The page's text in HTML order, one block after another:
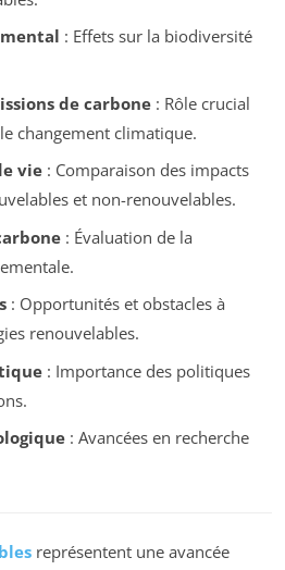
: Effets sur la biodiversité
de carbone: Rôle crucial
changement climatique.
vie: Comparaison des impacts
et non-renouvelables.
: Évaluation de la
: Opportunités et obstacles à
renouvelables.
: Importance des politiques
: Avancées en recherche
représentent une avancée